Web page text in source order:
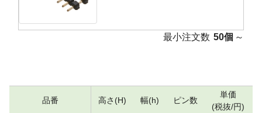
最小注文数 50個 ～
品番 高さ(H) 幅(h) ピン数
単価
(税抜/円)